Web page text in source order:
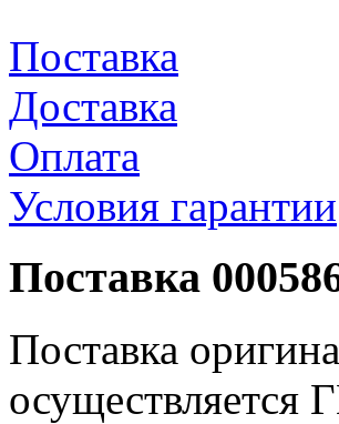
Поставка
Доставка
Оплата
Условия гарантии
Поставка
Поставка
осуществляется